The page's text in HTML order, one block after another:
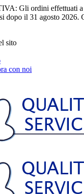
Gli ordini effettuati a
dopo il 31 agosto 2026.
sito
con noi